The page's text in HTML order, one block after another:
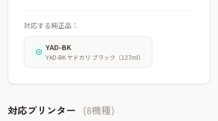
対応する純正品：
YAD-BK
YAD-BK ヤドカリ ブラック（127ml）
対応プリンター (8機種)